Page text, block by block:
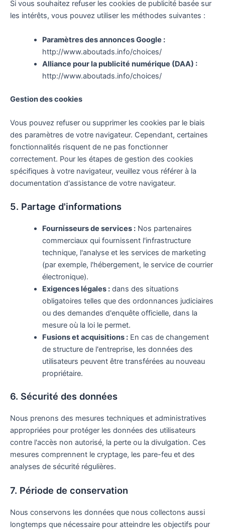
Si vous souhaitez refuser les cookies de publicité basée sur
les intérêts, vous pouvez utiliser les méthodes suivantes :
Paramètres des annonces Google :
http://www.aboutads.info/choices/
Alliance pour la publicité numérique (DAA) :
http://www.aboutads.info/choices/
Gestion des cookies
Vous pouvez refuser ou supprimer les cookies par le biais
des paramètres de votre navigateur. Cependant, certaines
fonctionnalités risquent de ne pas fonctionner
correctement. Pour les étapes de gestion des cookies
spécifiques à votre navigateur, veuillez vous référer à la
documentation d'assistance de votre navigateur.
5. Partage d'informations
Fournisseurs de services :Nos partenaires
commerciaux qui fournissent l'infrastructure
technique, l'analyse et les services de marketing
(par exemple, l'hébergement, le service de courrier
électronique).
Exigences légales :dans des situations
obligatoires telles que des ordonnances judiciaires
ou des demandes d'enquête officielle, dans la
mesure où la loi le permet.
Fusions et acquisitions :En cas de changement
de structure de l'entreprise, les données des
utilisateurs peuvent être transférées au nouveau
propriétaire.
6. Sécurité des données
Nous prenons des mesures techniques et administratives
appropriées pour protéger les données des utilisateurs
contre l'accès non autorisé, la perte ou la divulgation. Ces
mesures comprennent le cryptage, les pare-feu et des
analyses de sécurité régulières.
7. Période de conservation
Nous conservons les données que nous collectons aussi
longtemps que nécessaire pour atteindre les objectifs pour